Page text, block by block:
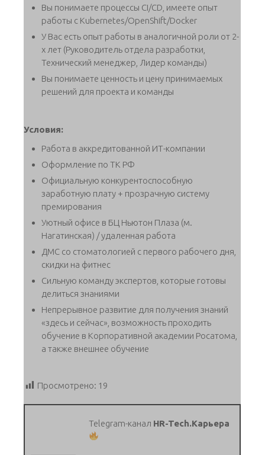
Вы понимаете процессы CI/CD, имеете опыт
работы с Kubernetes/OpenShift/Docker
У Вас есть опыт работы в аналогичной роли от 2-
х лет (Руководитель отдела разработки,
Технический менеджер, Лидер команды)
Вы понимаете ценность и цену принимаемых
решений для проекта и команды
Условия:
Работа в аккредитованной ИТ-компании
Оформление по ТК РФ
Официальную конкурентоспособную
заработную плату + прозрачную систему
премирования
Уютный офисе в БЦ Ньютон Плаза (м.
Нагатинская) / удаленная работа
ДМС со стоматологией с первого рабочего дня,
скидки на фитнес
Сильную команду экспертов, которые готовы
делиться знаниями
Непрерывное развитие для получения знаний
«здесь и сейчас», возможность проходить
обучение в Корпоративной академии Росатома,
а также внешнее обучение
Просмотрено: 19
Telegram-канал HR-Tech.Карьера